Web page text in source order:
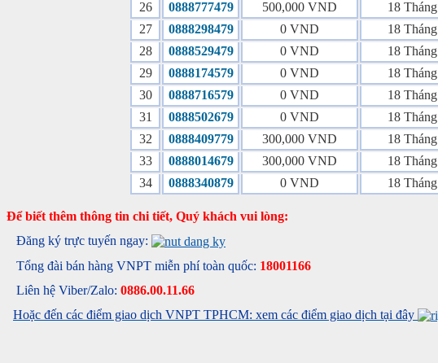
26
0888777479 500,000 VND
18 Tháng
27
0888298479 0 VND
18 Tháng
28
0888529479 0 VND
18 Tháng
29
0888174579 0 VND
18 Tháng
30
0888716579 0 VND
18 Tháng
31
0888502679 0 VND
18 Tháng
32
0888409779 300,000 VND
18 Tháng
33
0888014679 300,000 VND
18 Tháng
34
0888340879 0 VND 18 Tháng
Để biết thêm thông tin chi tiết, Quý khách vui lòng:
Đăng ký trực tuyến ngay:
Tổng đài bán hàng VNPT miễn phí toàn quốc: 18001166
Liên hệ Viber/Zalo: 0886.00.11.66
Hoặc đến các điểm giao dịch VNPT TPHCM: xem các điểm giao dịch tại đây